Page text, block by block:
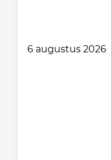
6 augustus 2026